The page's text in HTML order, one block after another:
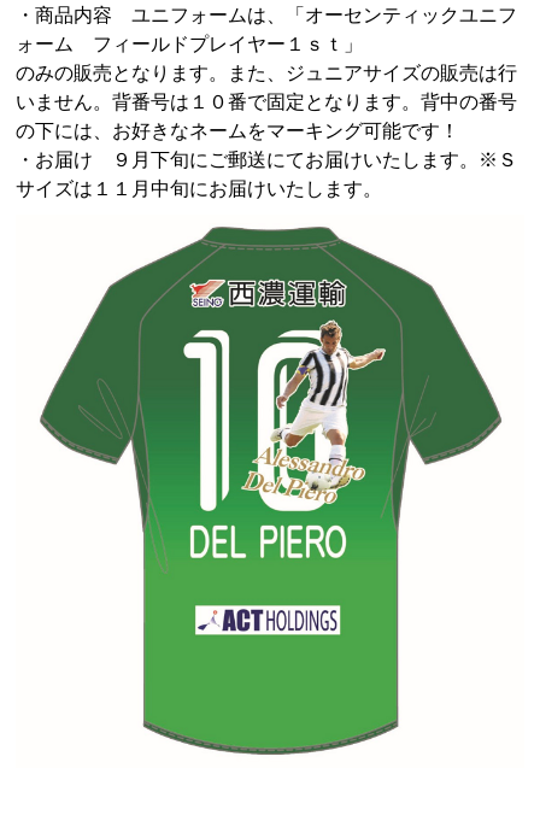
・商品内容 ユニフォームは、「オーセンティックユニフ
ォーム フィールドプレイヤー１ｓｔ」
のみの販売となります。また、ジュニアサイズの販売は行
いません。背番号は１０番で固定となります。背中の番号
の下には、お好きなネームをマーキング可能です！
・お届け ９月下旬にご郵送にてお届けいたします。※Ｓ
サイズは１１月中旬にお届けいたします。